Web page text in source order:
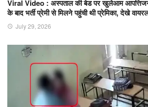
Viral Video : अस्पताल की बेड पर खुलेआम
के बाद भर्ती प्रेमी से मिलने पहुंची थी प्रेमिका, देखे वायरल
July 29, 2026